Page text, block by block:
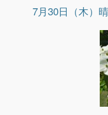
7月30日（木）